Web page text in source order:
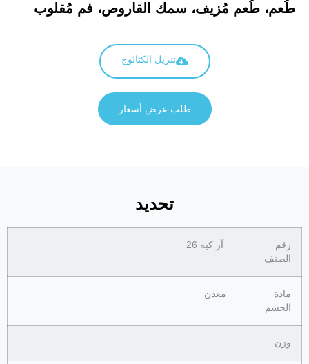
طُعم، طُعم مُزيف، سمك القاروص، فم مُقلوب
تنزيل الكتالوج
طلب عرض أسعار
تحديد
رقم
الصنف
آر كيه 26
مادة
الجسم
معدن
وزن